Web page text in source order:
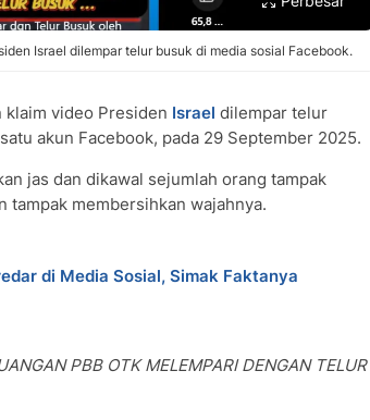
Israel dilempar telur busuk di media sosial Facebook.
klaim video Presiden Israel dilempar telur
akun Facebook, pada 29 September 2025.
jas dan dikawal sejumlah orang tampak
tampak membersihkan wajahnya.
di Media Sosial, Simak Faktanya
PBB OTK MELEMPARI DENGAN TELUR